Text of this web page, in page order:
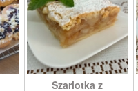
Szarlotka z